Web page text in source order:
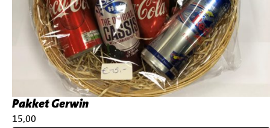
Pakket Gerwin
€
15,00